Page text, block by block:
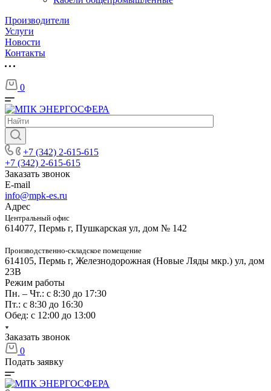
Производители
Услуги
Новости
Контакты
0
+7 (342) 2-615-615
+7 (342) 2-615-615
Заказать звонок
E-mail
info@mpk-es.ru
Адрес
Центральный офис
614077, Пермь г, Пушкарская ул, дом № 142
Производственно-складское помещение
614105, Пермь г, Железнодорожная (Новые Ляды мкр.) ул, дом
23В
Режим работы
Пн. – Чт.: с 8:30 до 17:30
Пт.: с 8:30 до 16:30
Обед: с 12:00 до 13:00
Заказать звонок
0
Подать заявку